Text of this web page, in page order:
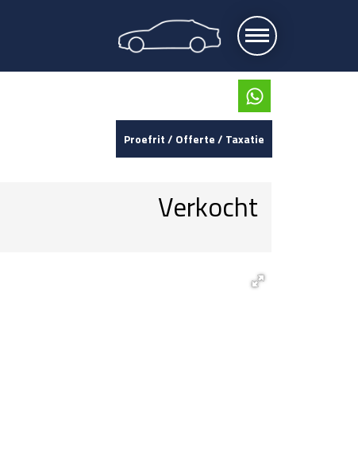
Proefrit / Offerte / Taxatie
Verkocht